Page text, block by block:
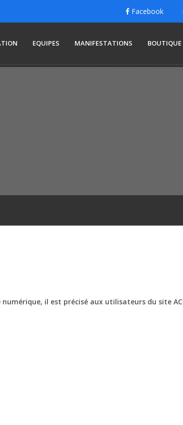
Facebook
EQUIPES MANIFESTATIONS BOUTIQUE
il est précisé aux utilisateurs du site